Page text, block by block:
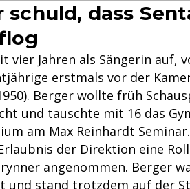
schuld, dass
vier Jahren als Sängerin auf,
erstmals vor der
Berger wollte früh
und tauschte mit 16 das
am Max Reinhardt
der Direktion eine
angenommen. Berger
und stand trotzdem auf der